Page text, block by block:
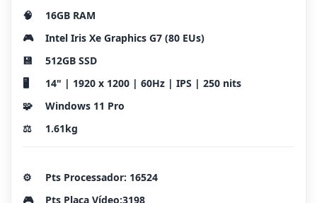
🧠
16GB RAM
🎮
Intel Iris Xe Graphics G7 (80 EUs)
💾
512GB SSD
🖥️
14" | 1920 x 1200 | 60Hz | IPS | 250 nits
🧩
Windows 11 Pro
⚖️
1.61kg
⚙️
Pts Processador: 16524
🎮
Pts Placa Vídeo:3198